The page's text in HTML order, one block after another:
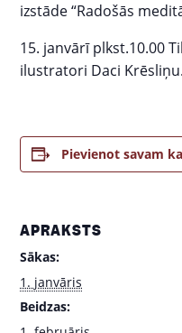
izstāde “Radošās
15. janvārī plkst.10.00
ilustratori Daci Krēsliņu.
Pievienot savam
APRAKSTS
Sākas:
1. janvāris
Beidzas: